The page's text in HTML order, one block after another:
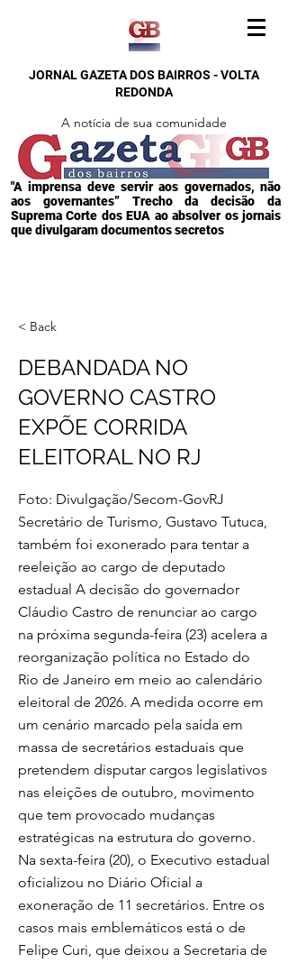
JORNAL GAZETA DOS BAIRROS - VOLTA
REDONDA
A notícia de sua comunidade
"A imprensa deve servir aos governados, não
aos governantes” Trecho da decisão da
Suprema Corte dos EUA ao absolver os jornais
que divulgaram documentos secretos
< Back
DEBANDADA NO
GOVERNO CASTRO
EXPÕE CORRIDA
ELEITORAL NO RJ
Foto: Divulgação/Secom-GovRJ
Secretário de Turismo, Gustavo Tutuca,
também foi exonerado para tentar a
reeleição ao cargo de deputado
estadual A decisão do governador
Cláudio Castro de renunciar ao cargo
na próxima segunda-feira (23) acelera a
reorganização política no Estado do
Rio de Janeiro em meio ao calendário
eleitoral de 2026. A medida ocorre em
um cenário marcado pela saída em
massa de secretários estaduais que
pretendem disputar cargos legislativos
nas eleições de outubro, movimento
que tem provocado mudanças
estratégicas na estrutura do governo.
Na sexta-feira (20), o Executivo estadual
oficializou no Diário Oficial a
exoneração de 11 secretários. Entre os
casos mais emblemáticos está o de
Felipe Curi, que deixou a Secretaria de